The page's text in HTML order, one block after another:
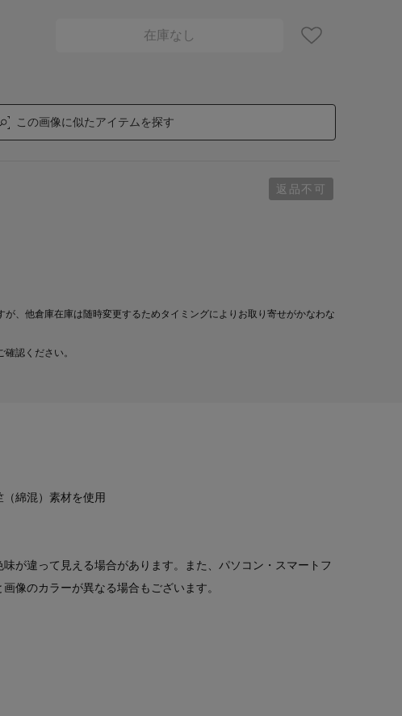
在庫なし
この画像に似たアイテムを探す
返品不可
が、他倉庫在庫は随時変更するためタイミングによりお取り寄せがかなわな
確認ください。
綿混）素材を使用
が違って見える場合があります。また、パソコン・スマートフ
像のカラーが異なる場合もございます。